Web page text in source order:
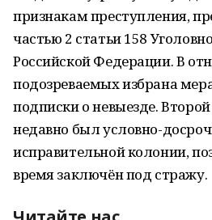
признакам преступления,
частью 2 статьи 158
Российской Федерации. В
подозреваемых избрана
подписки о невыезде.
недавно был условно-
исправительной колонии,
время заключён под стражу.